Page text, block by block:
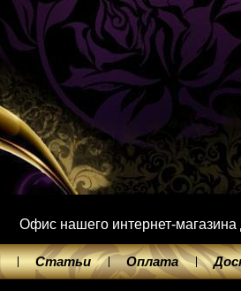
Офис нашего интернет-магазина
Статьи Оплата